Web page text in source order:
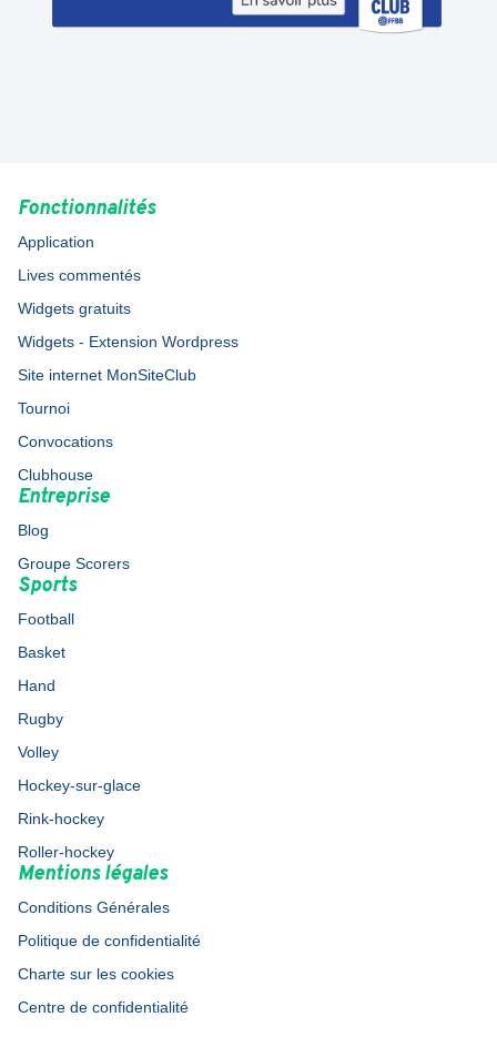
Fonctionnalités
Application
Lives commentés
Widgets gratuits
Widgets - Extension Wordpress
Site internet MonSiteClub
Tournoi
Convocations
Clubhouse
Entreprise
Blog
Groupe Scorers
Sports
Football
Basket
Hand
Rugby
Volley
Hockey-sur-glace
Rink-hockey
Roller-hockey
Mentions légales
Conditions Générales
Politique de confidentialité
Charte sur les cookies
Centre de confidentialité